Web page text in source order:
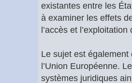
existantes entre les
à examiner les effets
l’accès et
Le sujet est également
l’Union Européenne.
systèmes juridiques